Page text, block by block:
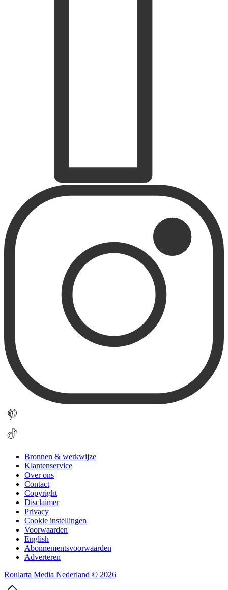
Bronnen & werkwijze
Klantenservice
Over ons
Contact
Copyright
Disclaimer
Privacy
Cookie instellingen
Voorwaarden
English
Abonnementsvoorwaarden
Adverteren
Roularta Media Nederland © 2026